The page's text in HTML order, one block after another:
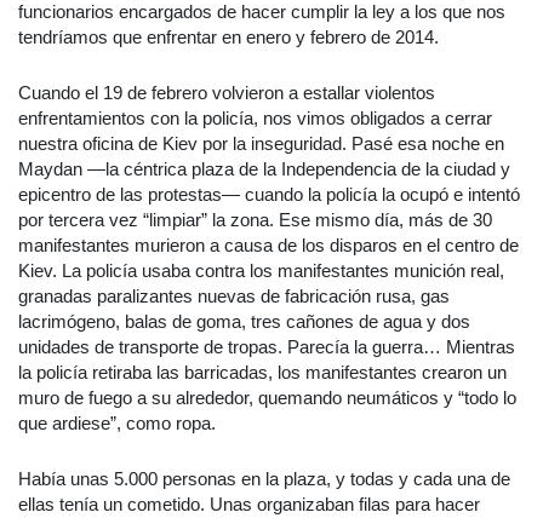
funcionarios encargados de hacer cumplir la ley a los que nos
tendríamos que enfrentar en enero y febrero de 2014.
Cuando el 19 de febrero volvieron a estallar violentos
enfrentamientos con la policía, nos vimos obligados a cerrar
nuestra oficina de Kiev por la inseguridad. Pasé esa noche en
Maydan —la céntrica plaza de la Independencia de la ciudad y
epicentro de las protestas— cuando la policía la ocupó e intentó
por tercera vez “limpiar” la zona. Ese mismo día, más de 30
manifestantes murieron a causa de los disparos en el centro de
Kiev. La policía usaba contra los manifestantes munición real,
granadas paralizantes nuevas de fabricación rusa, gas
lacrimógeno, balas de goma, tres cañones de agua y dos
unidades de transporte de tropas. Parecía la guerra… Mientras
la policía retiraba las barricadas, los manifestantes crearon un
muro de fuego a su alrededor, quemando neumáticos y “todo lo
que ardiese”, como ropa.
Había unas 5.000 personas en la plaza, y todas y cada una de
ellas tenía un cometido. Unas organizaban filas para hacer